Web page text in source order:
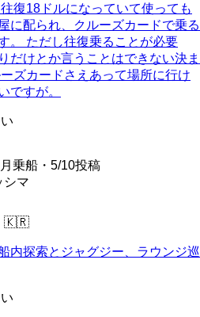
復18ドルになっていて使っても
に配られ、クルーズカードで乗る
。 ただし往復乗ることが必要
だけとか言うことはできない決ま
ズカードさえあって場所に行け
ですが。
乗船・5/10投稿
シマ
🇰🇷
内探索とジャグジー、ラウンジ巡